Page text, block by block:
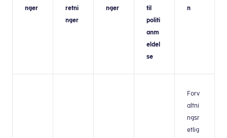
nger
retni
nger
nger
til
politi
anm
eldel
se
n
Forv
altni
ngsr
etlig